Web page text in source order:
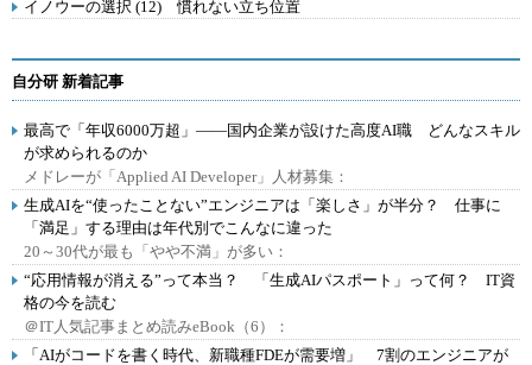
イノウーの選択 (12) 慣れない立ち位置
自分研 新着記事
最高で「年収6000万超」――国内企業が設けた高度AI職 どんなスキル
が求められるのか
メドレーが「Applied AI Developer」人材募集：
生成AIを“使ったことない”エンジニアは「楽しさ」が半分？ 仕事に
「満足」する理由は年代別でこんなに違った
20～30代が最も「やや不満」が多い：
“応用情報が消える”って本当？ 「生成AIパスポート」って何？ IT資
格の今を読む
＠IT人気記事まとめ読みeBook（6）：
「AIがコードを書く時代、新職種FDEが需要増」 7割のエンジニアが